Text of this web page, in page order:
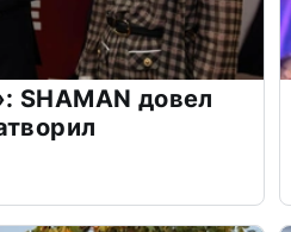
SHAMAN довел